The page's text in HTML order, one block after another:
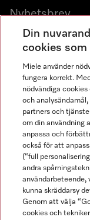
Nyhetsbrev
Gå med i vår
Miele AB
Miele på LinkedIn
Miele påMiele
Din
cookies
Miele använder
fungera korrekt.
nödvändiga
och
partners och
om din användning
anpassa och
också för att
(“full
andra
användarbeteende,
kunna skräddarsy
Genom att välja
cookies och